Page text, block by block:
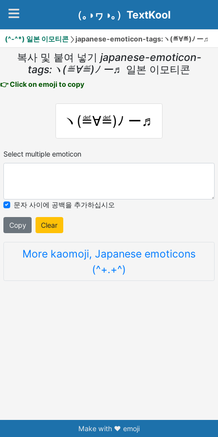
（｡◑ヮ◑｡）TextKool
(^-^*) 일본 이모티콘 japanese-emoticon-tags:ヽ(≝∀≝)ﾉ ー♬
복사 및 붙여 넣기 japanese-emoticon-
tags:ヽ(≝∀≝)ﾉ ー♬
일본 이모티콘
👉 Click on emoji to copy
ヽ(≝∀≝)ﾉ ー♬
Select multiple emoticon
문자 사이에 공백을 추가하십시오
Copy Clear
More kaomoji, Japanese emoticons
(^+.+^)
Make with ❤️ emoji